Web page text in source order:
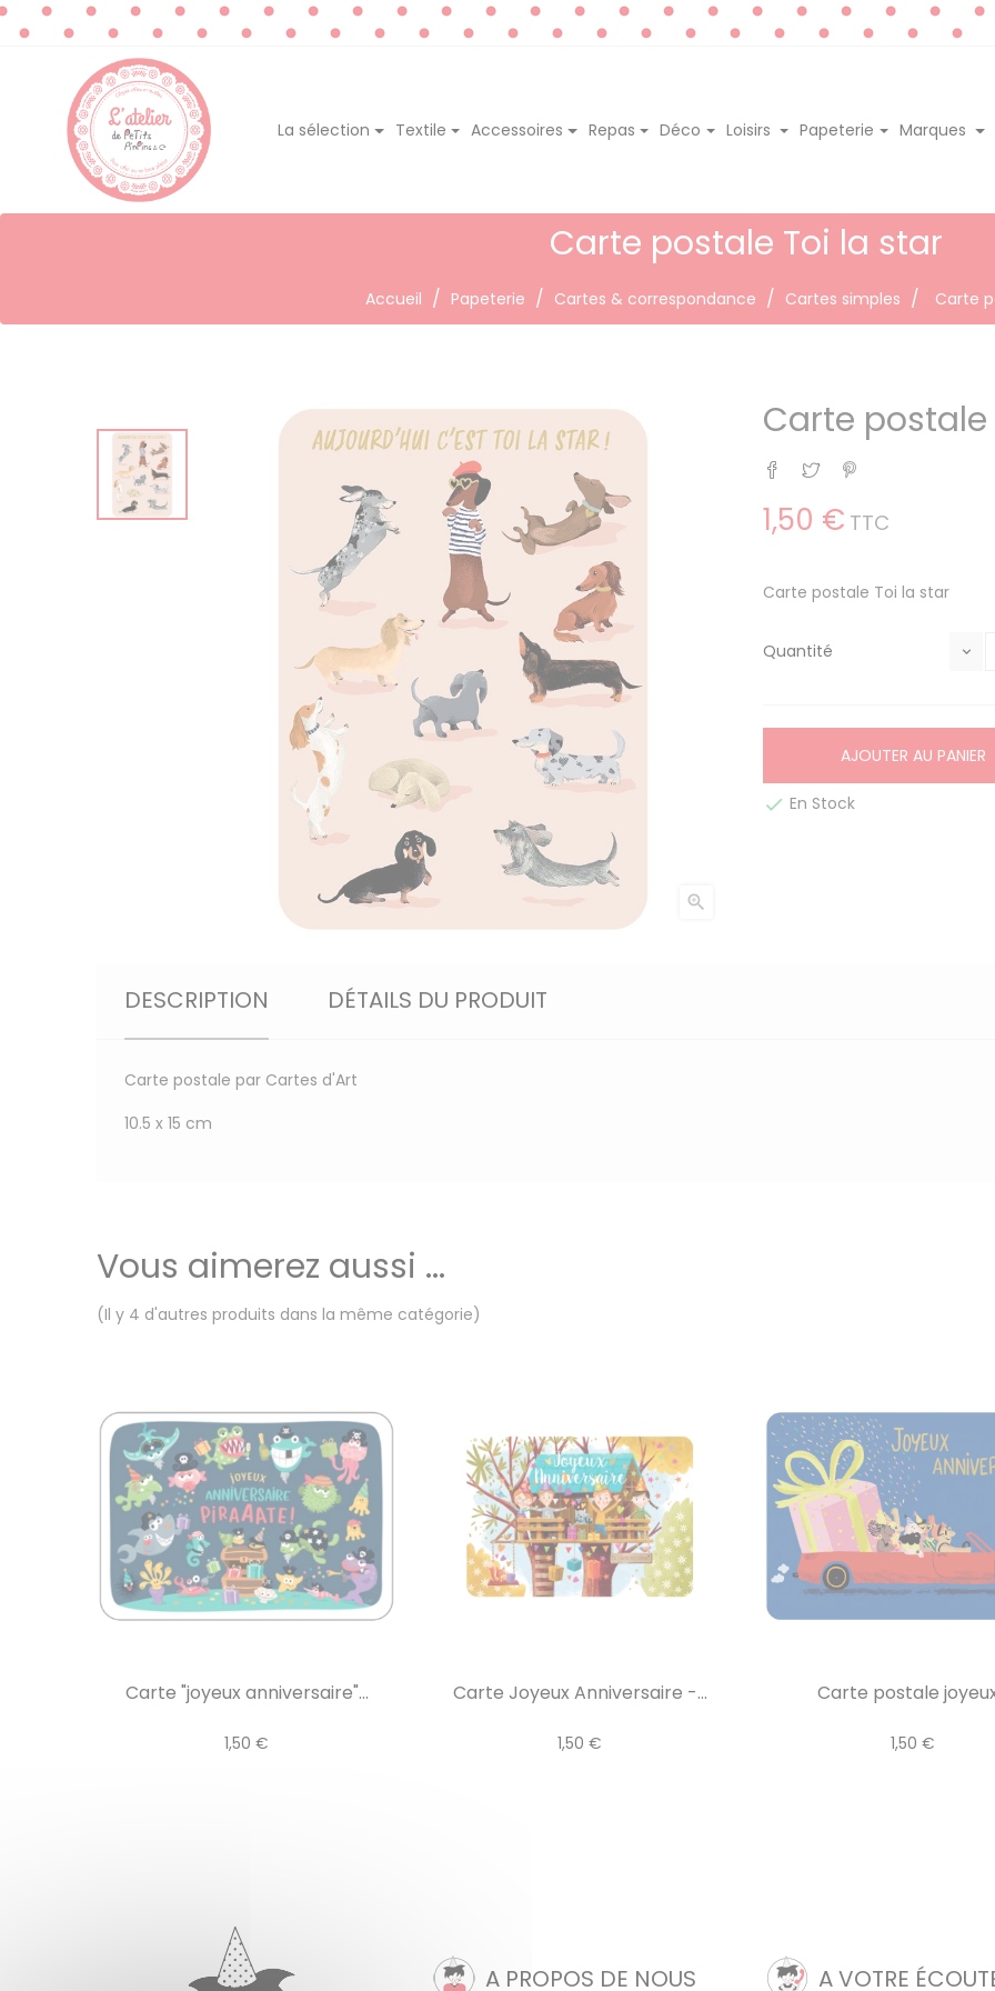
La sélection Textile Accessoires Repas Déco Loisirs Papeterie Marques
Carte postale Toi la star
Accueil Papeterie Cartes & correspondance Cartes simples Carte

Carte
Partager
Tweet
1,50 € TTC
Carte postale Toi la star
Quantité
AJOUTER AU PANIER
 En Stock
DESCRIPTION DÉTAILS DU PRODUIT
Carte postale par Cartes d'Art
10.5 x 15 cm
Vous aimerez aussi ...
(Il y 4 d'autres produits dans la même catégorie)
Carte "joyeux anniversaire"...
1,50 €
Carte Joyeux Anniversaire -...
1,50 €
Carte postale
1,50 €
A PROPOS DE NOUS A VOTRE